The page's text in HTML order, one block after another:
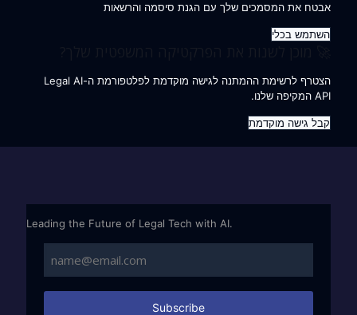
אבטח את המסמכים שלך עם הגנת סיסמה והרשאות
השתמש בכלי
הצטרף לרשימת ההמתנה לגישה מוקדמת לפלטפורמת ה-Legal AI
API המקיפה שלנו.
קבל גישה מוקדמת
Leading the Future of Legal Tech with AI.